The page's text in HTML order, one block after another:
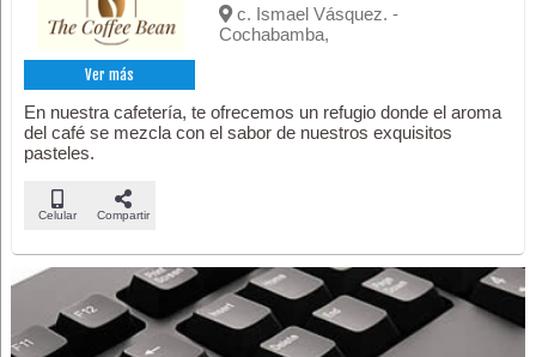
Ver más
c. Ismael Vásquez. -
Cochabamba,
En nuestra cafetería, te ofrecemos un refugio donde el aroma
del café se mezcla con el sabor de nuestros exquisitos
pasteles.
Celular Compartir